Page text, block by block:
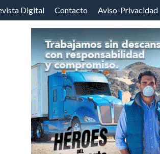
Digital Contacto Aviso-Privacidad